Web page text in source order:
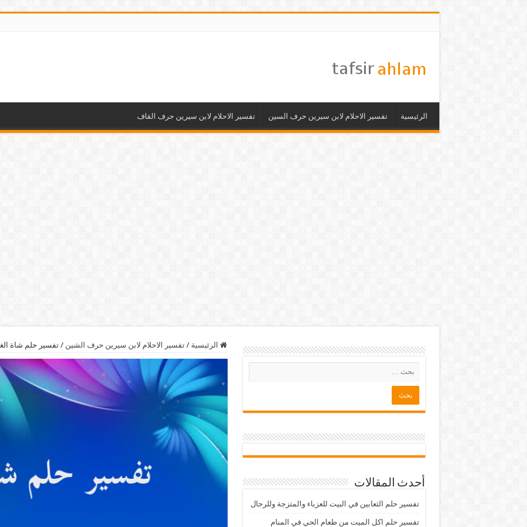
الرئيسية تفسير الاحلام لابن سيرين حرف السين تفسير الاحلام لابن سيرين حرف القاف
الرئيسية / تفسير الاحلام لابن سيرين حرف الشين / تفسير حلم شاة
أحدث المقالات
تفسير حلم الثعابين في البيت للعزباء والمتزجة وللرجال
تفسير حلم اكل الميت من طعام الحي في المنام